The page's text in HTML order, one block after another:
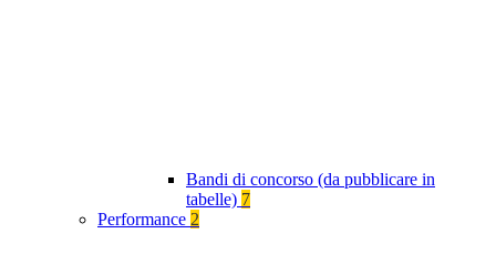
Bandi di concorso (da pubblicare in
tabelle) 7
Performance 2